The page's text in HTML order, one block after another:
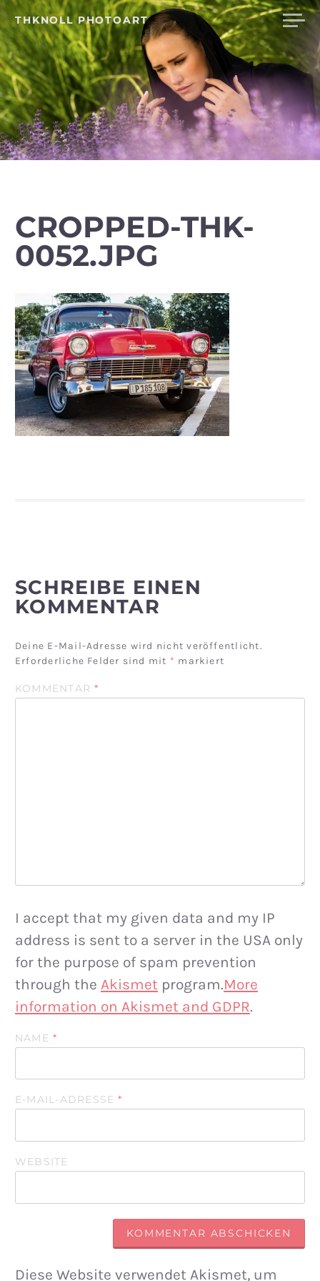
Skip
to
content
THKNOLL PHOTOART
CROPPED-THK-
0052.JPG
SCHREIBE EINEN
KOMMENTAR
Deine E-Mail-Adresse wird nicht veröffentlicht.
Erforderliche Felder sind mit * markiert
KOMMENTAR*
I accept that my given data and my IP
address is sent to a server in the USA only
for the purpose of spam prevention
through the Akismet program.More
information on Akismet and GDPR.
NAME*
E-MAIL-ADRESSE*
WEBSITE
Diese Website verwendet Akismet, um